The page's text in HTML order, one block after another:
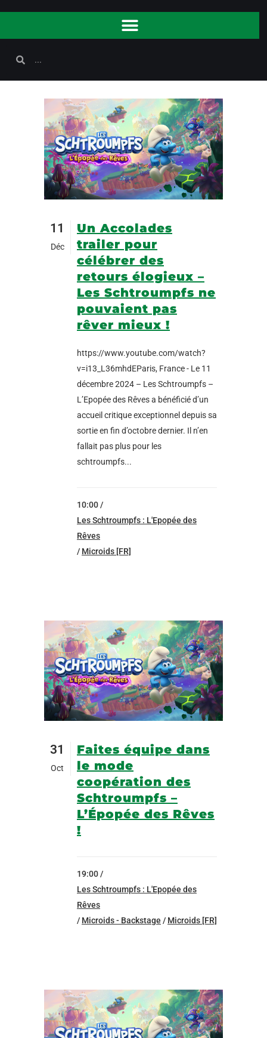
11
Déc
Un Accolades
trailer pour
célébrer des
retours élogieux –
Les Schtroumpfs ne
pouvaient pas
rêver mieux !
https://www.youtube.com/watch?
v=i13_L36mhdEParis, France - Le 11
décembre 2024 – Les Schtroumpfs –
L’Epopée des Rêves a bénéficié d’un
accueil critique exceptionnel depuis sa
sortie en fin d’octobre dernier. Il n’en
fallait pas plus pour les
schtroumpfs...
10:00 /
Les Schtroumpfs : L'Epopée des
Rêves
/ Microids [FR]
31
Oct
Faites équipe dans
le mode
coopération des
Schtroumpfs –
L’Épopée des Rêves
!
19:00 /
Les Schtroumpfs : L'Epopée des
Rêves
/ Microids - Backstage / Microids [FR]